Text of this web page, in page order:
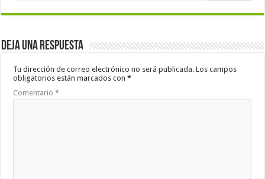
Deja una respuesta
Tu dirección de correo electrónico no será publicada. Los campos
obligatorios están marcados con*
Comentario*